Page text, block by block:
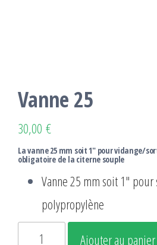
Vanne 25
30,00 €
La vanne 25 mm soit 1″ pour vidange/
obligatoire de la citerne souple
Vanne 25 mm soit 1″
polypropylène
quantité
Ajouter au panier